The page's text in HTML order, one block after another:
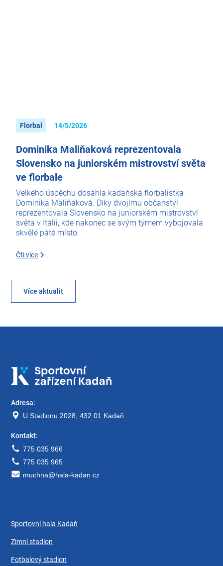
Florbal 14/5/2026
Dominika Maliňaková reprezentovala
Slovensko na juniorském mistrovství světa
ve florbale
Velkého úspěchu dosáhla kadaňská florbalistka
Dominika Maliňaková. Díky dvojímu občanství
reprezentovala Slovensko na juniorském mistrovství
světa v Itálii, kde nakonec se svým týmem vybojovala
skvělé páté místo.
Čti více
Více aktualit
Adresa:
U Stadionu 2028, 432 01 Kadaň
Kontakt:
775 035 966
775 035 965
muchna@hala-kadan.cz
Sportovní hala Kadaň
Zimní stadion
Fotbalový stadion